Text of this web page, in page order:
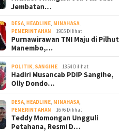
Jembatan…
DESA, HEADLINE, MINAHASA,
PEMERINTAHAN
1905 Dilihat
Purnawirawan TNI Maju di Pilhut
Manembo,…
POLITIK, SANGIHE 1854 Dilihat
Hadiri Musancab PDIP Sangihe,
Olly Dondo…
DESA, HEADLINE, MINAHASA,
PEMERINTAHAN
1676 Dilihat
Teddy Momongan Ungguli
Petahana, Resmi D…